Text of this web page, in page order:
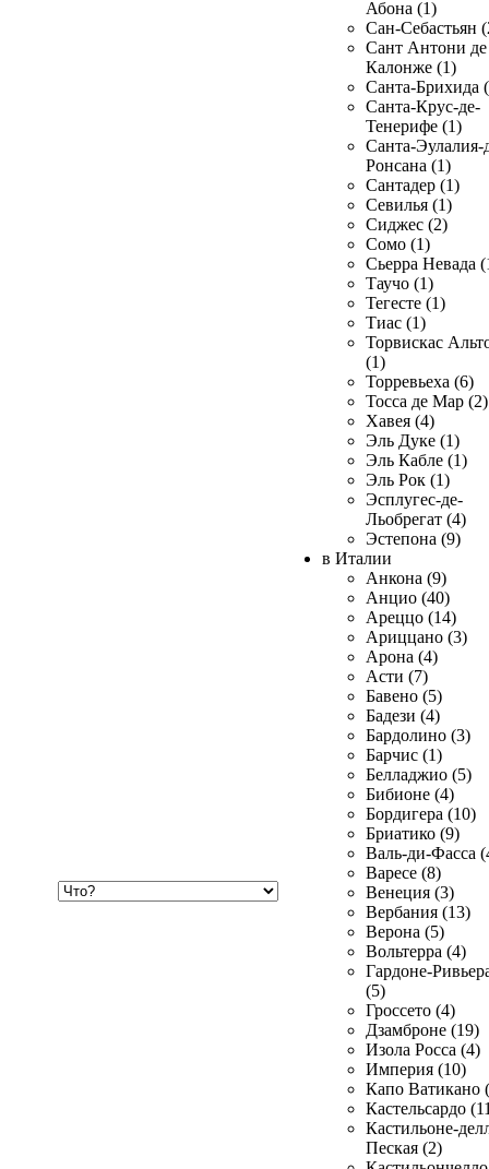
Абона (1)
Сан-Себастьян
Сант Антони де
Калонже (1)
Санта-Брихида
Санта-Крус-де-
Тенерифе (1)
Санта-Эулалия-
Ронсана (1)
Сантадер (1)
Севилья (1)
Сиджес (2)
Сомо (1)
Сьерра Невада
Таучо (1)
Тегесте (1)
Тиас (1)
Торвискас
(1)
Торревьеха (6)
Тосса де Мар (2)
Хавея (4)
Эль Дуке (1)
Эль Кабле (1)
Эль Рок (1)
Эсплугес-де-
Льобрегат (4)
Эстепона (9)
в Италии
Анкона (9)
Анцио (40)
Ареццо (14)
Ариццано (3)
Арона (4)
Асти (7)
Бавено (5)
Бадези (4)
Бардолино (3)
Барчис (1)
Белладжио (5)
Бибионе (4)
Бордигера (10)
Бриатико (9)
Валь-ди-Фасса
Варесе (8)
Венеция (3)
Вербания (13)
Верона (5)
Вольтерра (4)
Гардоне-
(5)
Гроссето (4)
Дзамброне (19)
Изола Росса (4)
Империя (10)
Капо Ватикано
Кастельсардо
Кастильоне-
Пеская (2)